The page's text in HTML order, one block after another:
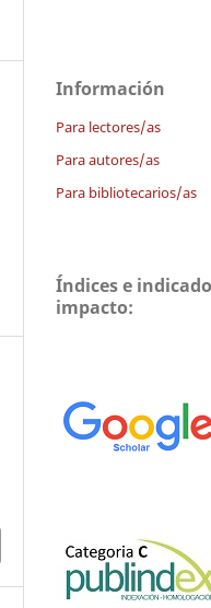
Información
Para lectores/as
Para autores/as
Para bibliotecarios/as
Índices e
impacto: